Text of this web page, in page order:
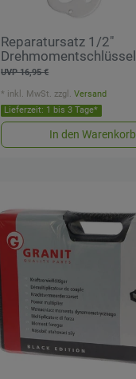
Reparatursatz 1/2"
Drehmomentschlüssel
UVP 16,95 €
Lieferzeit: 1 bis 3 Tage*
In den Warenkorb
* inkl. MwSt. zzgl.Versand